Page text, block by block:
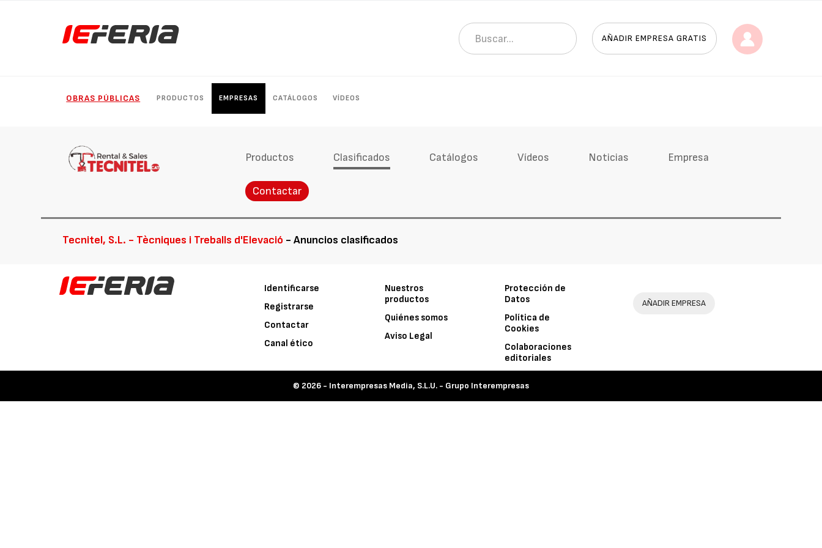
AÑADIR EMPRESA GRATIS
OBRAS PÚBLICAS PRODUCTOS EMPRESAS CATÁLOGOS VÍDEOS
Productos Clasificados Catálogos Vídeos Noticias Empresa
Contactar
Tecnitel, S.L. - Tècniques i Treballs d'Elevació - Anuncios clasificados
Identificarse
Registrarse
Contactar
Canal ético
Nuestros
productos
Quiénes somos
Aviso Legal
Protección de
Datos
Política de
Cookies
Colaboraciones
editoriales
AÑADIR EMPRESA
© 2026 - Interempresas Media, S.L.U. - Grupo Interempresas